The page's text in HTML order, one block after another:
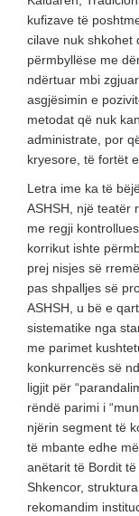
kufizave të
cilave nuk shkohet
përmbyllëse me
ndërtuar mbi
asgjësimin e
metodat që nuk
administrate, por
kryesore, të fortët
Letra ime ka të
ASHSH, një teatër
me regji
korrikut ishte
prej nisjes së
pas shpalljes së
ASHSH, u bë e
sistematike nga
me parimet
konkurrencës së
ligjit për
rëndë parimi i
njërin segment të
të mbante edhe
anëtarit të Bordit
Shkencor,
rekomandim